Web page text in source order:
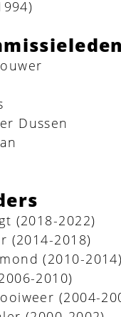
Dussen
(2018-2022)
(2014-2018)
(2010-2014)
2010)
(2004-